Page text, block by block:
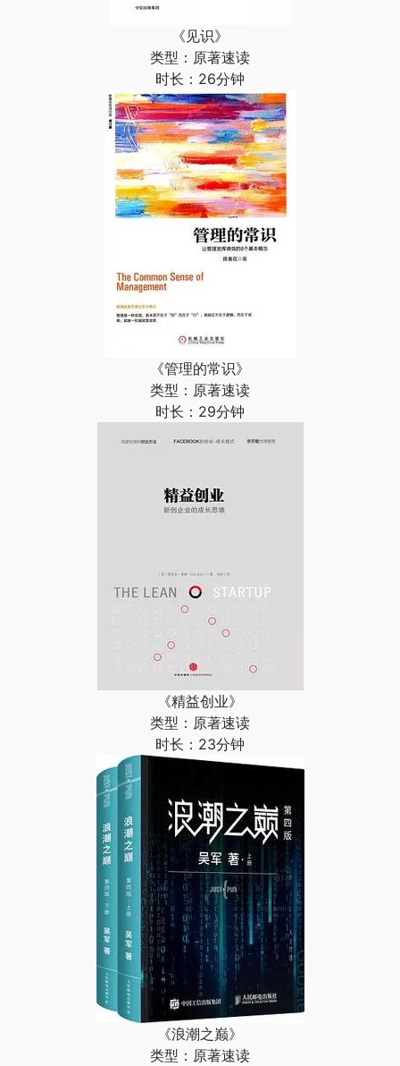
《见识》
类型：原著速读
时长：26分钟
《管理的常识》
类型：原著速读
时长：29分钟
《精益创业》
类型：原著速读
时长：23分钟
《浪潮之巅》
类型：原著速读